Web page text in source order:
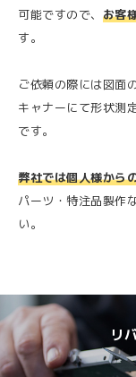
可能ですので、 お客
す。
ご依頼の際には図面
キャナーにて形状測
です。
弊社では個人様から
パーツ・特注品製作
い。
リ